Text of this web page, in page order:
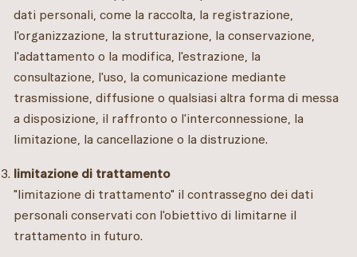
dati personali, come la raccolta, la registrazione,
l'organizzazione, la strutturazione, la conservazione,
l'adattamento o la modifica, l'estrazione, la
consultazione, l'uso, la comunicazione mediante
trasmissione, diffusione o qualsiasi altra forma di messa
a disposizione, il raffronto o l'interconnessione, la
limitazione, la cancellazione o la distruzione.
limitazione di trattamento
"limitazione di trattamento" il contrassegno dei dati
personali conservati con l'obiettivo di limitarne il
trattamento in futuro.